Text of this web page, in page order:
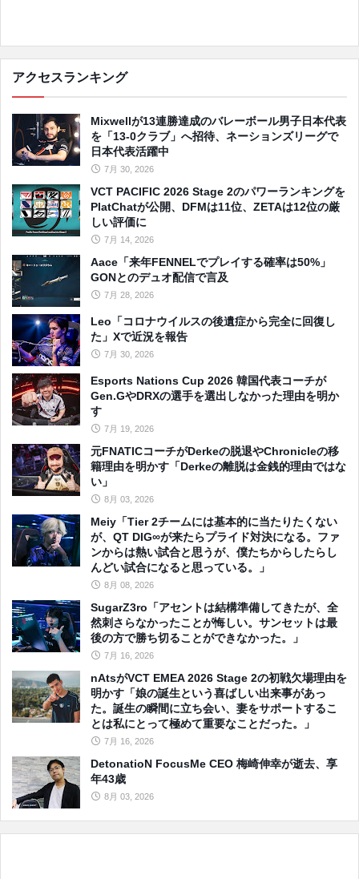
アクセスランキング
Mixwellが13連勝達成のバレーボール男子日本代表
を「13-0クラブ」へ招待、ネーションズリーグで
日本代表活躍中
7月 30, 2026
VCT PACIFIC 2026 Stage 2のパワーランキングを
PlatChatが公開、DFMは11位、ZETAは12位の厳
しい評価に
7月 14, 2026
Aace「来年FENNELでプレイする確率は50%」
GONとのデュオ配信で言及
7月 28, 2026
Leo「コロナウイルスの後遺症から完全に回復し
た」Xで近況を報告
7月 30, 2026
Esports Nations Cup 2026 韓国代表コーチが
Gen.GやDRXの選手を選出しなかった理由を明か
す
7月 19, 2026
元FNATICコーチがDerkeの脱退やChronicleの移
籍理由を明かす「Derkeの離脱は金銭的理由ではな
い」
8月 03, 2026
Meiy「Tier 2チームには基本的に当たりたくない
が、QT DIG∞が来たらプライド対決になる。ファ
ンからは熱い試合と思うが、僕たちからしたらし
んどい試合になると思っている。」
8月 08, 2026
SugarZ3ro「アセントは結構準備してきたが、全
然刺さらなかったことが悔しい。サンセットは最
後の方で勝ち切ることができなかった。」
7月 16, 2026
nAtsがVCT EMEA 2026 Stage 2の初戦欠場理由を
明かす「娘の誕生という喜ばしい出来事があっ
た。誕生の瞬間に立ち会い、妻をサポートするこ
とは私にとって極めて重要なことだった。」
7月 16, 2026
DetonatioN FocusMe CEO 梅崎伸幸が逝去、享
年43歳
8月 03, 2026